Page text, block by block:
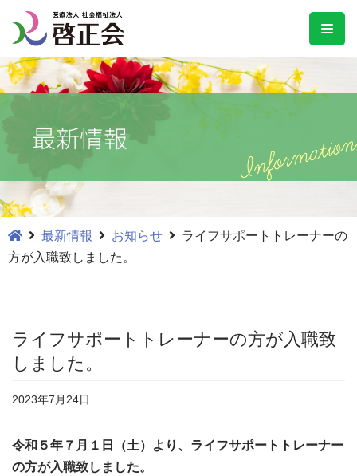
コ
ン
テ
ッ
プ
最新情報
最新情報 お知らせ
ライフサポートトレーナーの
方が入職致しました。
ライフサポートトレーナーの方が入職致
しました。
2023年7月24日
令和５年７月１日（土）より、ライフサポートトレーナー
の方が入職致しました。